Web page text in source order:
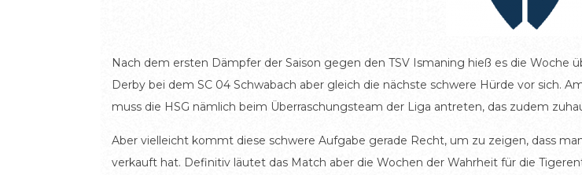
Nach dem ersten Dämpfer der Saison gegen den TSV Ismaning hieß es die
Derby bei dem SC 04 Schwabach aber gleich die nächste schwere Hürde vor sich.
muss die HSG nämlich beim Überraschungsteam der Liga antreten, das zudem
Aber vielleicht kommt diese schwere Aufgabe gerade Recht, um zu zeigen, dass
verkauft hat. Definitiv läutet das Match aber die Wochen der Wahrheit für die